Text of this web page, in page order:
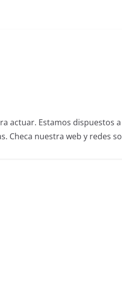
actuar. Estamos dispuestos
Checa nuestra web y redes